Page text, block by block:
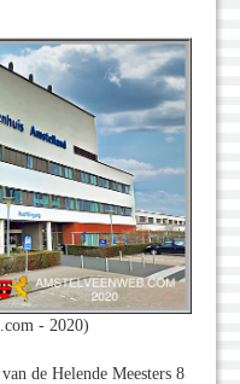
- 2020)
de Helende Meesters 8